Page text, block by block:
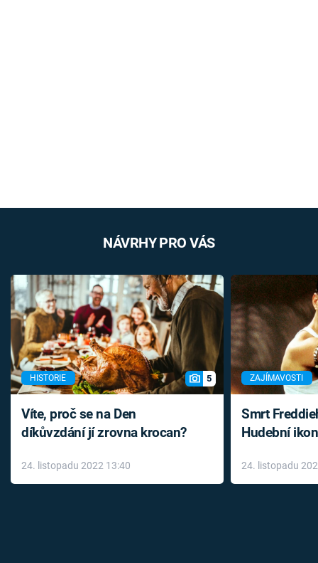
NÁVRHY PRO VÁS
HISTORIE 5
Víte, proč se na Den
díkůvzdání jí zrovna krocan?
24. listopadu 2022 13:40
ZAJÍMAVOSTI
Smrt
Hudební
léky
24. listopadu